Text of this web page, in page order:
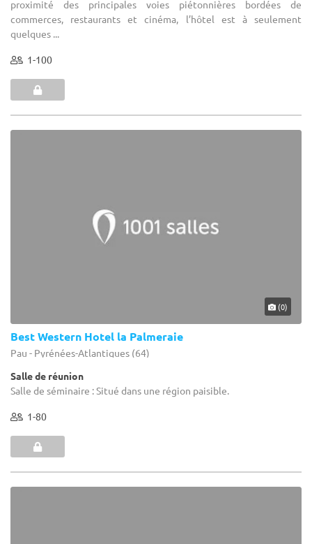
proximité des principales voies piétonnières bordées de
commerces, restaurants et cinéma, l’hôtel est à seulement
quelques ...
1-100
(0)
Best Western Hotel la Palmeraie
Pau - Pyrénées-Atlantiques (64)
Salle de réunion
Salle de séminaire : Situé dans une région paisible.
1-80